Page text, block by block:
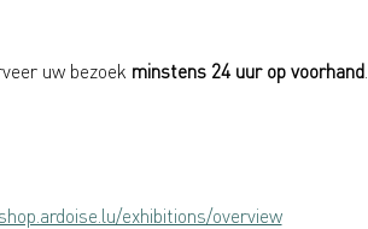
uw bezoek minstens 24 uur op voorhand.
exhibitions/overview